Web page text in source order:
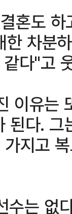
혼도
차분
다"고
이유는
된다.
지고
수는 없